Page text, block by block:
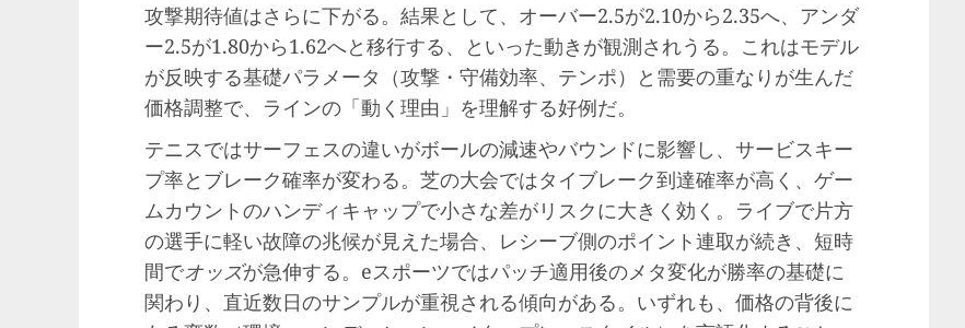
攻撃期待値はさらに下がる。結果として、オーバー2.5が2.10から2.35へ、アンダ
ー2.5が1.80から1.62へと移行する、といった動きが観測されうる。これはモデル
が反映する基礎パラメータ（攻撃・守備効率、テンポ）と需要の重なりが生んだ
価格調整で、ラインの「動く理由」を理解する好例だ。
テニスではサーフェスの違いがボールの減速やバウンドに影響し、サービスキー
プ率とブレーク確率が変わる。芝の大会ではタイブレーク到達確率が高く、ゲー
ムカウントのハンディキャップで小さな差がリスクに大きく効く。ライブで片方
の選手に軽い故障の兆候が見えた場合、レシーブ側のポイント連取が続き、短時
間でオッズが急伸する。eスポーツではパッチ適用後のメタ変化が勝率の基礎に
関わり、直近数日のサンプルが重視される傾向がある。いずれも、価格の背後に